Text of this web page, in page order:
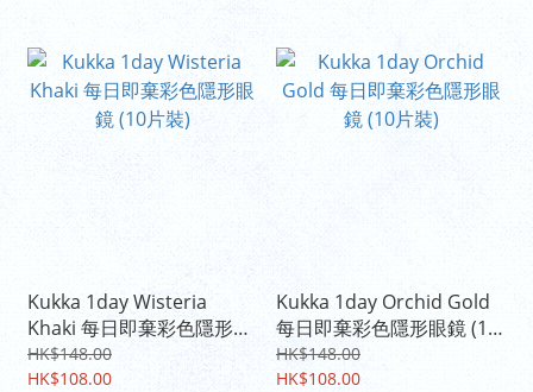
Kukka 1day Wisteria
Khaki 每日即棄彩色隱形眼
鏡 (10片裝)
HK$148.00
HK$108.00
Kukka 1day Orchid Gold
每日即棄彩色隱形眼鏡 (10
片裝)
HK$148.00
HK$108.00